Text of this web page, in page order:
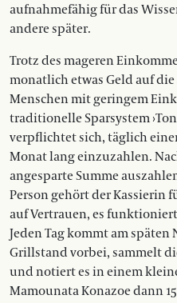
aufnahmefähig für das
andere später.
Trotz des mageren
monatlich etwas Geld auf
Menschen mit geringem
traditionelle Sparsystem
verpflichtet sich, täglich
Monat lang einzuzahlen.
angesparte Summe
Person gehört der Kassierin
auf Vertrauen, es
Jeden Tag kommt am
Grillstand vorbei, sammelt
und notiert es in einem
Mamounata Konazoe dann